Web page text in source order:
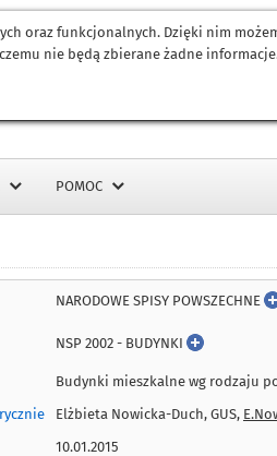
oraz funkcjonalnych. Dzięki nim
nie będą zbierane żadne
POMOC
NARODOWE SPISY POWSZECHNE
NSP 2002 - BUDYNKI
Budynki mieszkalne wg rodzaju
Elżbieta Nowicka-Duch, GUS,
10.01.2015